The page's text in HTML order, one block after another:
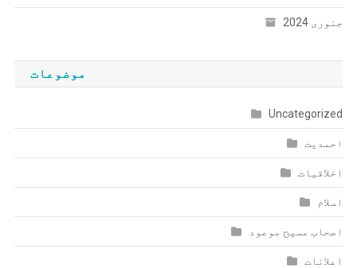
جنوری 2024
موضوعات
Uncategorized
احمدیت
اخلاقیات
اسلام
اصحاب مسیح موعود
اعلانات